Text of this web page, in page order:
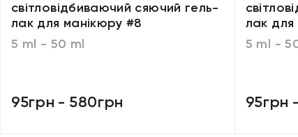
світловідбиваючий сяючий гель-
лак для манікюру #8
5 ml - 50 ml
95грн - 580грн
лак для
5 ml -
95грн -